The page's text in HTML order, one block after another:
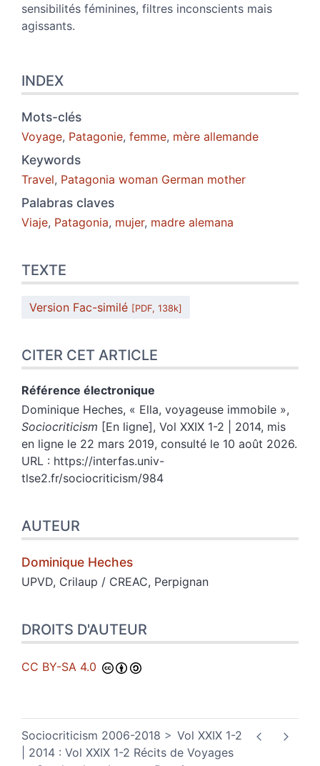
sensibilités féminines, filtres inconscients mais
agissants.
INDEX
Mots-clés
Voyage, Patagonie, femme, mère allemande
Keywords
Travel, Patagonia woman German mother
Palabras claves
Viaje, Patagonia, mujer, madre alemana
TEXTE
Version Fac-similé [PDF, 138k]
CITER CET ARTICLE
Référence électronique
Dominique Heches, « Ella, voyageuse immobile »,
Sociocriticism [En ligne], Vol XXIX 1-2 | 2014, mis
en ligne le 22 mars 2019, consulté le 10 août 2026.
URL : https://interfas.univ-
tlse2.fr/sociocriticism/984
AUTEUR
Dominique Heches
UPVD, Crilaup / CREAC, Perpignan
DROITS D'AUTEUR
CC BY-SA 4.0
Sociocriticism 2006-2018
Vol XXIX 1-2
| 2014 : Vol XXIX 1-2 Récits de Voyages